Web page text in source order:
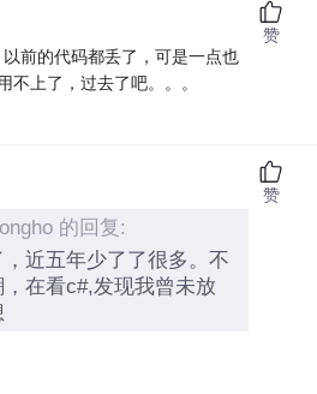
前的代码都丢了，可是一点也
不上了，过去了吧。。。
赞
的回复:
近五年少了了很多。不
在看c#,发现我曾未放
赞